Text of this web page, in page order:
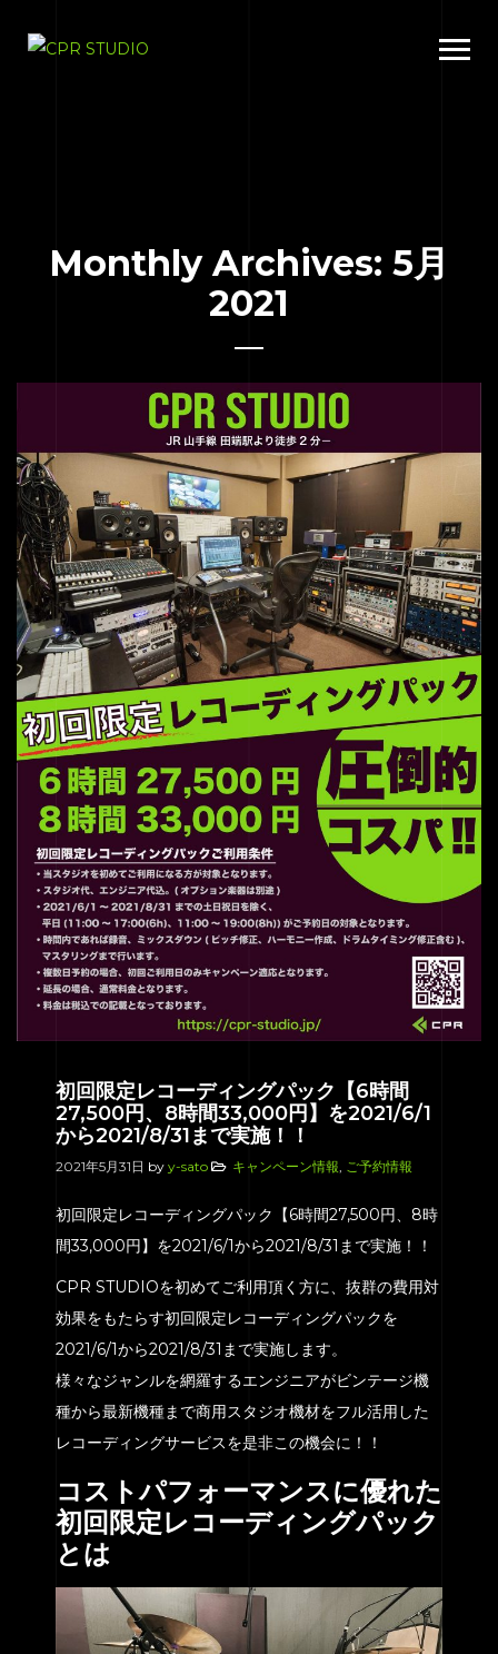
Monthly Archives: 5月
2021
初回限定レコーディングパック【6時間
27,500円、8時間33,000円】を2021/6/1
から2021/8/31まで実施！！
2021年5月31日 by y-sato キャンペーン情報 ご予約情報
初回限定レコーディングパック【6時間27,500円、8時
間33,000円】を2021/6/1から2021/8/31まで実施！！
CPR STUDIOを初めてご利用頂く方に、抜群の費用対
効果をもたらす初回限定レコーディングパックを
2021/6/1から2021/8/31まで実施します。
様々なジャンルを網羅するエンジニアがビンテージ機
種から最新機種まで商用スタジオ機材をフル活用した
レコーディングサービスを是非この機会に！！
コストパフォーマンスに優れた
初回限定レコーディングパック
とは